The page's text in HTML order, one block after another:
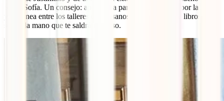
Santa Sofía. Un consejo: aprovecha para dar una vuelta por la zona
y fisgonea entre los talleres de artesanos y los puestos de libros de
segunda mano que te saldrán al paso.